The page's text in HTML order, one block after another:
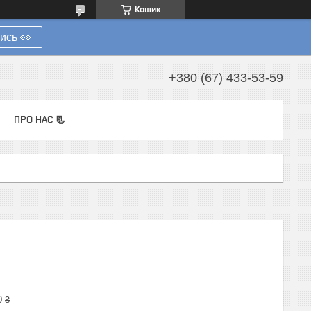
Кошик
👀
+380 (67) 433-53-59
ПРО НАС 📃
₴